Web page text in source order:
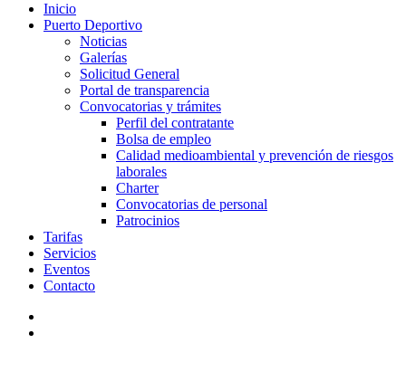
Inicio
Puerto Deportivo
Noticias
Galerías
Solicitud General
Portal de transparencia
Convocatorias y trámites
Perfil del contratante
Bolsa de empleo
Calidad medioambiental y prevención de riesgos
laborales
Charter
Convocatorias de personal
Patrocinios
Tarifas
Servicios
Eventos
Contacto